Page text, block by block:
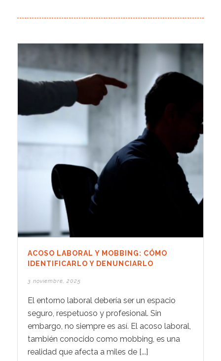
ACOSO LABORAL Y MOBBING: CÓMO
IDENTIFICARLO Y DENUNCIARLO
3 noviembre, 2025
El entorno laboral debería ser un espacio
seguro, respetuoso y profesional. Sin
embargo, no siempre es así. El acoso laboral,
también conocido como mobbing, es una
realidad que afecta a miles de [...]